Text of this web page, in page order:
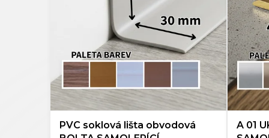
t
ů
PVC soklová lišta obvodová
A 01